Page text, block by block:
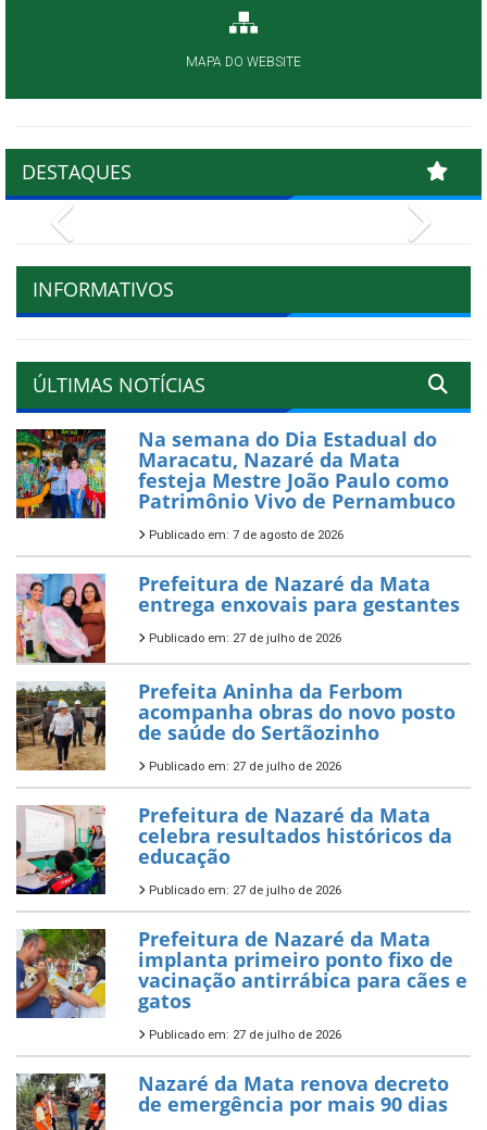
MAPA DO WEBSITE
DESTAQUES
INFORMATIVOS
ÚLTIMAS NOTÍCIAS
Na semana do Dia Estadual do
Maracatu, Nazaré da Mata
festeja Mestre João Paulo como
Patrimônio Vivo de Pernambuco
Publicado em: 7 de agosto de 2026
Prefeitura de Nazaré da Mata
entrega enxovais para gestantes
Publicado em: 27 de julho de 2026
Prefeita Aninha da Ferbom
acompanha obras do novo posto
de saúde do Sertãozinho
Publicado em: 27 de julho de 2026
Prefeitura de Nazaré da Mata
celebra resultados históricos da
educação
Publicado em: 27 de julho de 2026
Prefeitura de Nazaré da Mata
implanta primeiro ponto fixo de
vacinação antirrábica para cães e
gatos
Publicado em: 27 de julho de 2026
Nazaré da Mata renova decreto
de emergência por mais 90 dias